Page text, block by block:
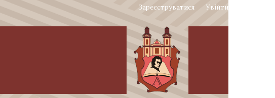
Зареєструватися Увійти